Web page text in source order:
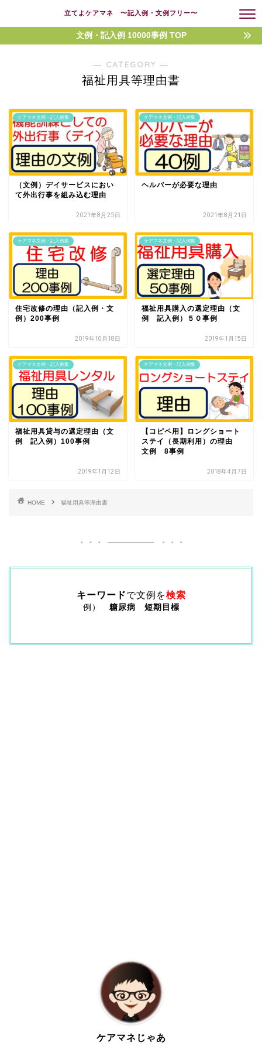
立てよケアマネ 〜記入例・文例フリー〜
文例・記入例 10000事例 TOP
― CATEGORY ―
福祉用具等理由書
ケアマネ文例・記入例集
（文例）デイサービスにおい
て外出行事を組み込む理由
2021年8月25日
ケアマネ文例・記入例集
ヘルパーが必要な理由
2021年8月21日
ケアマネ文例・記入例集
住宅改修の理由（記入例・文
例）200事例
2019年10月18日
ケアマネ文例・記入例集
福祉用具購入の選定理由（文
例 記入例）５０事例
2019年1月15日
ケアマネ文例・記入例集
福祉用具貸与の選定理由（文
例 記入例）100事例
2019年1月12日
ケアマネ文例・記入例集
【コピペ用】ロングショート
ステイ（長期利用）の理由
文例 8事例
2018年4月7日
HOME 福祉用具等理由書
キーワードで文例を検索
例） 糖尿病 短期目標
ケアマネじゃあ